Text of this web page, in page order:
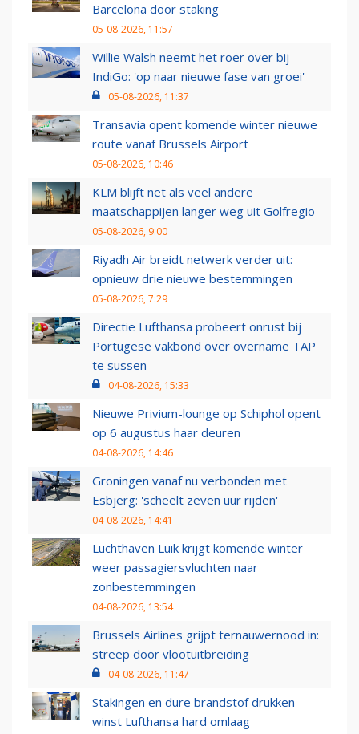
Barcelona door staking
05-08-2026, 11:57
Willie Walsh neemt het roer over bij
IndiGo: 'op naar nieuwe fase van groei'
05-08-2026, 11:37
Transavia opent komende winter nieuwe
route vanaf Brussels Airport
05-08-2026, 10:46
KLM blijft net als veel andere
maatschappijen langer weg uit Golfregio
05-08-2026, 9:00
Riyadh Air breidt netwerk verder uit:
opnieuw drie nieuwe bestemmingen
05-08-2026, 7:29
Directie Lufthansa probeert onrust bij
Portugese vakbond over overname TAP
te sussen
04-08-2026, 15:33
Nieuwe Privium-lounge op Schiphol opent
op 6 augustus haar deuren
04-08-2026, 14:46
Groningen vanaf nu verbonden met
Esbjerg: 'scheelt zeven uur rijden'
04-08-2026, 14:41
Luchthaven Luik krijgt komende winter
weer passagiersvluchten naar
zonbestemmingen
04-08-2026, 13:54
Brussels Airlines grijpt ternauwernood in:
streep door vlootuitbreiding
04-08-2026, 11:47
Stakingen en dure brandstof drukken
winst Lufthansa hard omlaag